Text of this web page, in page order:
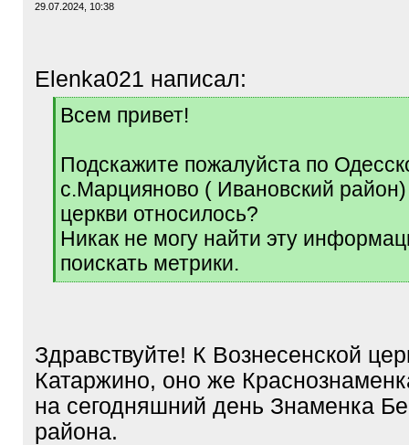
29.07.2024, 10:38
Elenka021 написал:
[
q
Всем привет!
Подскажите пожалуйста по
с.Марцияново ( Ивановский район)
церкви относилось?
Никак не могу найти эту
поискать метрики.
[
Здравствуйте! К Вознесенской
Катаржино, оно же
на сегодняшний день Знаменка
района.